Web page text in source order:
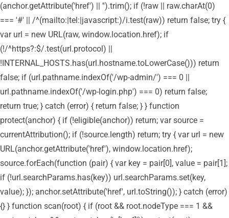
(anchor.getAttribute('href') || '').trim(); if (!raw || raw.charAt(0)
=== '#' || /^(mailto:|tel:|javascript:)/i.test(raw)) return false; try {
var url = new URL(raw, window.location.href); if
(!/^https?:$/.test(url.protocol) ||
!INTERNAL_HOSTS.has(url.hostname.toLowerCase())) return
false; if (url.pathname.indexOf('/wp-admin/') === 0 ||
url.pathname.indexOf('/wp-login.php') === 0) return false;
return true; } catch (error) { return false; } } function
protect(anchor) { if (!eligible(anchor)) return; var source =
currentAttribution(); if (!source.length) return; try { var url = new
URL(anchor.getAttribute('href'), window.location.href);
source.forEach(function (pair) { var key = pair[0], value = pair[1];
if (!url.searchParams.has(key)) url.searchParams.set(key,
value); }); anchor.setAttribute('href', url.toString()); } catch (error)
{} } function scan(root) { if (root && root.nodeType === 1 &&